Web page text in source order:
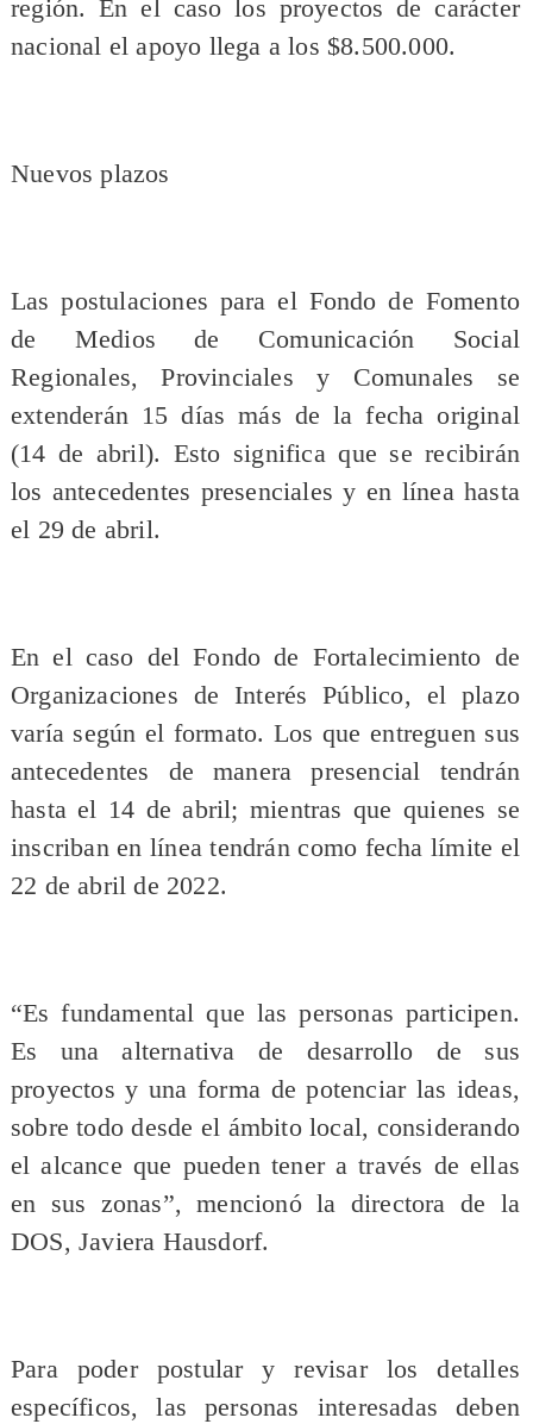
región. En el caso los proyectos de carácter
nacional el apoyo llega a los $8.500.000.
Nuevos plazos
Las postulaciones para el Fondo de Fomento
de Medios de Comunicación Social
Regionales, Provinciales y Comunales se
extenderán 15 días más de la fecha original
(14 de abril). Esto significa que se recibirán
los antecedentes presenciales y en línea hasta
el 29 de abril.
En el caso del Fondo de Fortalecimiento de
Organizaciones de Interés Público, el plazo
varía según el formato. Los que entreguen sus
antecedentes de manera presencial tendrán
hasta el 14 de abril; mientras que quienes se
inscriban en línea tendrán como fecha límite el
22 de abril de 2022.
“Es fundamental que las personas participen.
Es una alternativa de desarrollo de sus
proyectos y una forma de potenciar las ideas,
sobre todo desde el ámbito local, considerando
el alcance que pueden tener a través de ellas
en sus zonas”, mencionó la directora de la
DOS, Javiera Hausdorf.
Para poder postular y revisar los detalles
específicos, las personas interesadas deben